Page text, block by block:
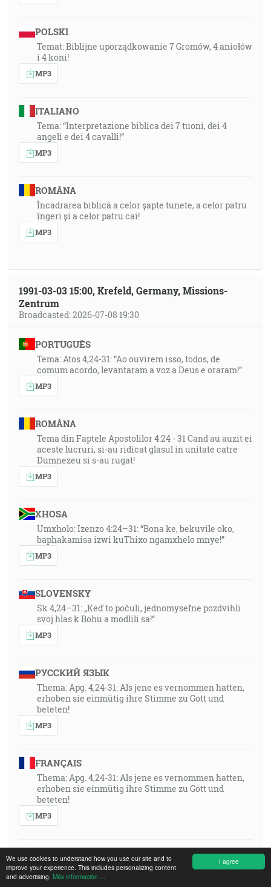
I agree
We use cookies to understand how you use our site and to
improve your experience. This includes personalizing content
and advertising. Más información ...
POLSKI
Temat: Biblijne uporządkowanie 7 Gromów, 4 aniołów
i 4 koni!
MP3
ITALIANO
Tema: “Interpretazione biblica dei 7 tuoni, dei 4
angeli e dei 4 cavalli!”
MP3
ROMÂNA
Încadrarea biblică a celor șapte tunete, a celor patru
îngeri și a celor patru cai!
MP3
1991-03-03 15:00, Krefeld, Germany, Missions-
Zentrum
Broadcasted: 2026-07-08 19:30
PORTUGUÊS
Tema: Atos 4,24-31: “Ao ouvirem isso, todos, de
comum acordo, levantaram a voz a Deus e oraram!”
MP3
ROMÂNA
Tema din Faptele Apostolilor 4:24 - 31 Cand au auzit ei
aceste lucruri, si-au ridicat glasul in unitate catre
Dumnezeu si s-au rugat!
MP3
XHOSA
Umxholo: Izenzo 4:24–31: “Bona ke, bekuvile oko,
baphakamisa izwi kuThixo ngamxhelo mnye!”
MP3
SLOVENSKY
Sk 4,24–31: „Keď to počuli, jednomyseľne pozdvihli
svoj hlas k Bohu a modlili sa!“
MP3
РУССКИЙ ЯЗЫК
Thema: Apg. 4,24-31: Als jene es vernommen hatten,
erhoben sie einmütig ihre Stimme zu Gott und
beteten!
MP3
FRANÇAIS
Thema: Apg. 4,24-31: Als jene es vernommen hatten,
erhoben sie einmütig ihre Stimme zu Gott und
beteten!
MP3
POLSKI
Thema: Apg. 4,24-31: Als jene es vernommen hatten,
erhoben sie einmütig ihre Stimme zu Gott und